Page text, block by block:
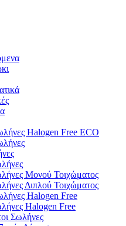
Halogen Free ECO
Μονού Τοιχώματος
Διπλού Τοιχώματος
Halogen Free
Halogen Free
Σωλήνες